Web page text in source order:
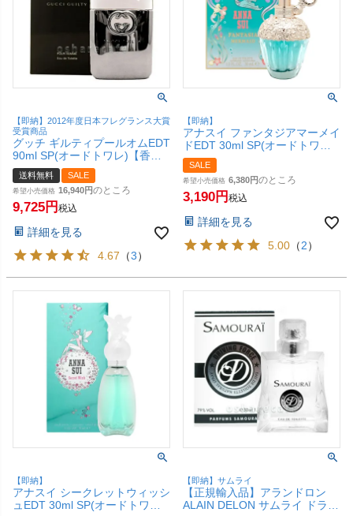
【即納】2012年度日本フレグランス大賞
受賞商品
グッチ ギルティプールオムEDT
90ml SP(オードトワレ)【香
水】【宅配便送料無料】
送料無料 SALE
希望小売価格 16,940 のところ
9,725 税込
詳細を見る
4.67 （3）
【即納】
アナスイ ファンタジアマーメイ
ドEDT 30ml SP(オードトワレ)
【香水】【SBT】
SALE
希望小売価格 6,380 のところ
3,190 税込
詳細を見る
5.00 （2）
【即納】
アナスイ シークレットウィッシ
ュEDT 30ml SP(オードトワレ)
【即納】サムライ
【正規輸入品】アランドロン
ALAIN DELON サムライ ドライ